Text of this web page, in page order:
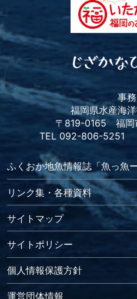
事
福岡県水産海
〒819-0165 福岡
TEL 092-806-5251
ふくおか地魚情報誌「魚っ魚ー
リンク集・各種資料
サイトマップ
サイトポリシー
個人情報保護方針
運営団体情報